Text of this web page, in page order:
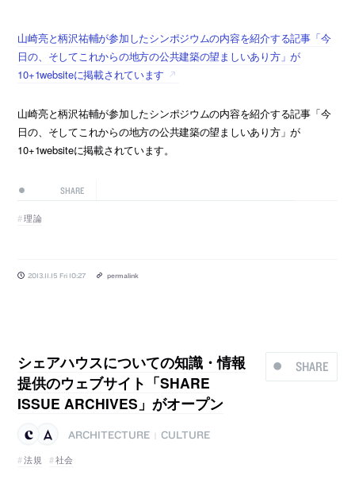
山崎亮と柄沢祐輔が参加したシンポジウムの内容を紹介する記事「今
日の、そしてこれからの地方の公共建築の望ましいあり方」が
10+1websiteに掲載されています
山崎亮と柄沢祐輔が参加したシンポジウムの内容を紹介する記事「今
日の、そしてこれからの地方の公共建築の望ましいあり方」が
10+1websiteに掲載されています。
SHARE
理論
2013.11.15 Fri 10:27 permalink
SHARE
シェアハウスについての知識・情報
提供のウェブサイト「SHARE
ISSUE ARCHIVES」がオープン
ARCHITECTURE
CULTURE
法規
社会